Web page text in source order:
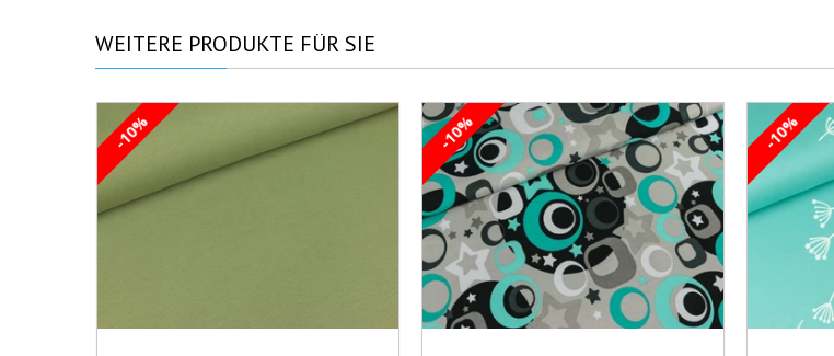
WEITERE PRODUKTE FÜR SIE
-10% -10% -10%